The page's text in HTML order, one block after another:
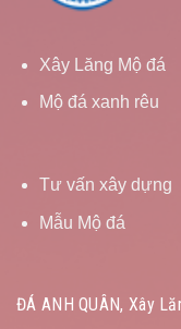
Xây Lăng Mộ đá
Mộ đá xanh rêu
Tư vấn xây dựng
Mẫu Mộ đá
ĐÁ ANH QUÂN, Xây